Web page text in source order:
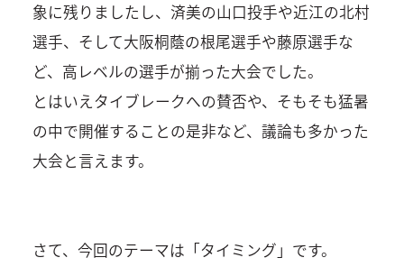
象に残りましたし、済美の山口投手や近江の北村
選手、そして大阪桐蔭の根尾選手や藤原選手な
ど、高レベルの選手が揃った大会でした。
とはいえタイブレークへの賛否や、そもそも猛暑
の中で開催することの是非など、議論も多かった
大会と言えます。
さて、今回のテーマは「タイミング」です。